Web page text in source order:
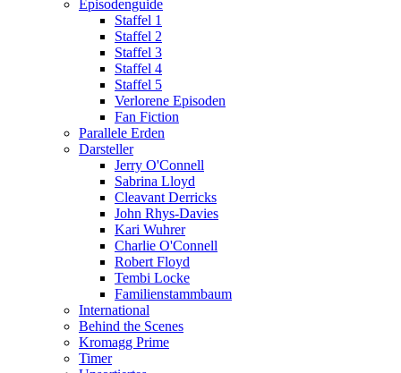
Episodenguide
Staffel 1
Staffel 2
Staffel 3
Staffel 4
Staffel 5
Verlorene Episoden
Fan Fiction
Parallele Erden
Darsteller
Jerry O'Connell
Sabrina Lloyd
Cleavant Derricks
John Rhys-Davies
Kari Wuhrer
Charlie O'Connell
Robert Floyd
Tembi Locke
Familienstammbaum
International
Behind the Scenes
Kromagg Prime
Timer